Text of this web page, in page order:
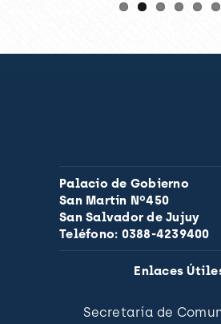
Palacio de Gobierno
San Martín Nº450
San Salvador de Jujuy
Teléfono: 0388-4239400
Enlaces
Secretaría de